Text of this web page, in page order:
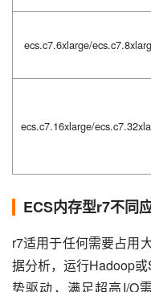
ecs.c7.6xlarge/
ecs.c7.16xlarge/
ECS内存型r7不同
r7适用于任何需要占用
据分析，运行Hadoop
势驱动，满足超高I/O